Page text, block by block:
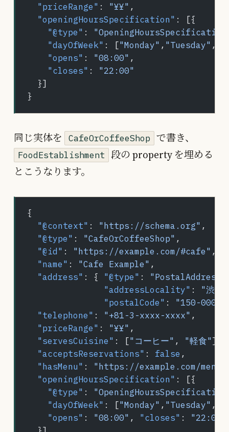
  "priceRange"
: "¥¥" ,
  "openingHoursSpecification"
: [{
    "@type"
:
    "dayOfWeek"
: ["Monday" , "Tuesday" ,
    "opens"
: "08:00" ,
    "closes"
:
"22:00"
  }]
}
同じ実体を CafeOrCoffeeShop で書き、
FoodEstablishment 段の property を埋める
とこうなります。
{
  "@context"
: "https://schema.org" ,
  "@type"
: "CafeOrCoffeeShop" ,
  "@id"
: "https://example.com/#cafe" ,
  "name"
: "Cafe Example" ,
  "address"
: { "@type" : "PostalAddress"
               "addressLocality"
:
"渋谷
               "postalCode"
: "150-0001"
  "telephone"
: "+81-3-xxxx-xxxx" ,
  "priceRange"
: "¥¥" ,
  "servesCuisine"
: ["コーヒー" , "軽食"],
  "acceptsReservations"
: false ,
  "hasMenu"
:
"https://example.com/
  "openingHoursSpecification"
: [{
    "@type"
:
    "dayOfWeek"
: ["Monday" , "Tuesday" ,
    "opens"
: "08:00" , "closes" :
"22:00"